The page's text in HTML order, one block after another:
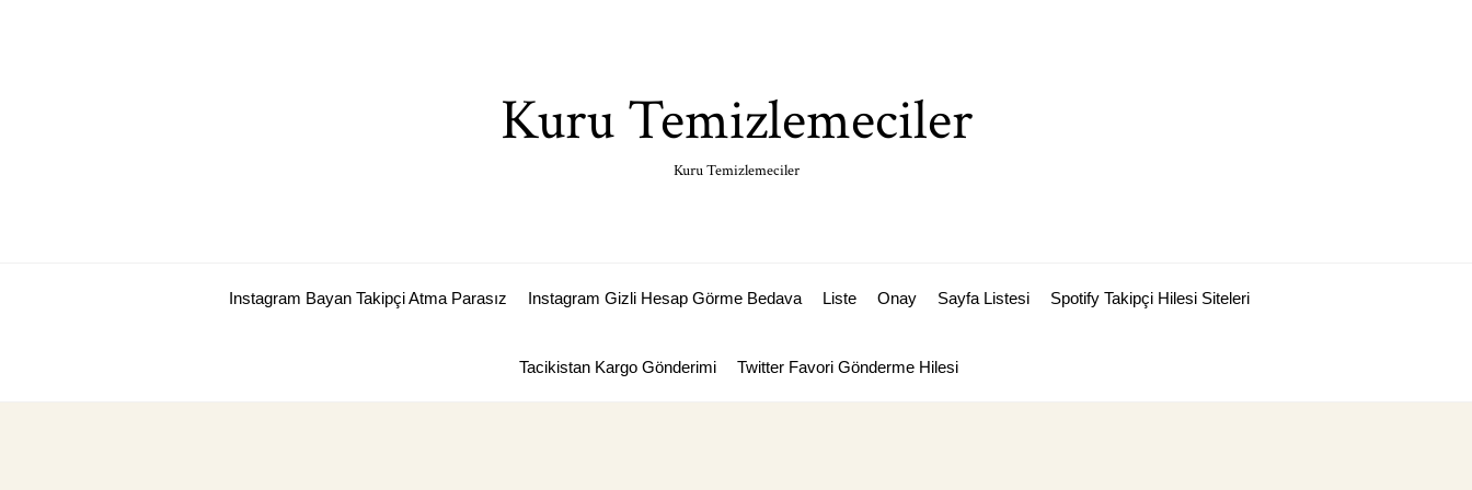
Kuru Temizlemeciler
Kuru Temizlemeciler
Instagram Bayan Takipçi Atma Parasız Instagram Gizli Hesap Görme Bedava Liste Onay Sayfa Listesi Spotify Takipçi Hilesi Siteleri
Tacikistan Kargo Gönderimi Twitter Favori Gönderme Hilesi